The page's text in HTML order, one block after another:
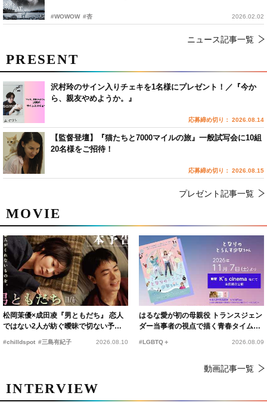
#WOWOW #杏 2026.02.02
ニュース記事一覧
MOVIE
松岡茉優×成田凌『男ともだち』 恋人
ではない2人が紡ぐ曖昧で切ない予告
#chilldspot #三島有紀子 2026.08.10
はるな愛が初の母親役 トランスジェン
ダー当事者の視点で描く青春タイムス
#LGBTQ＋ 2026.08.09
動画記事一覧
INTERVIEW
PRESENT
沢村玲のサイン入りチェキを1名様にプレゼント！／『今か
ら、親友やめようか。』
応募締め切り： 2026.08.14
【監督登壇】『猫たちと7000マイルの旅』一般試写会に10組
20名様をご招待！
応募締め切り： 2026.08.15
プレゼント記事一覧